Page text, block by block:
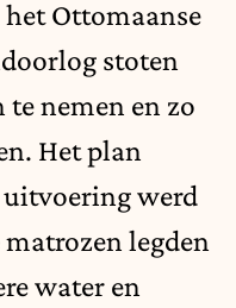
Ottomaanse
stoten
nemen en zo
Het plan
werd
legden
water en